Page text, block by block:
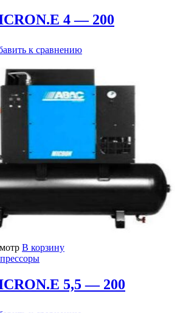
4 — 200
к сравнению
В корзину
5,5 — 200